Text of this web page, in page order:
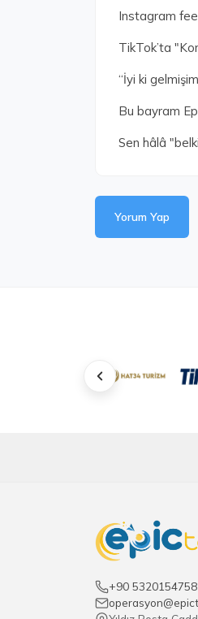
Instagram
TikTok’ta
“İyi ki
Bu bayram
Sen hâlâ
Yorum Yap
+90 5320154758